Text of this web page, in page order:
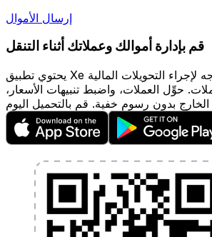
إرسال الأموال
قم بإدارة أموالك وعملاتك أثناء التنقل
يحتوي تطبيق Xe على كل ما تحتاجه لإجراء التحويلات المالية
حوِّل العملات، واضبط تنبيهات الأسعار،